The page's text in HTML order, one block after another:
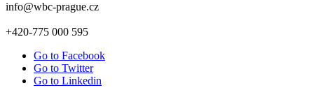
info@wbc-prague.cz
+420-775 000 595
Go to Facebook
Go to Twitter
Go to Linkedin